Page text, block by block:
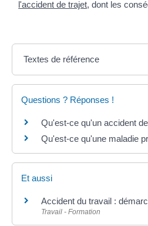
l'accident de trajet, dont les
Textes de référence
Questions ? Réponses !
Qu'est-ce qu'un accident
Qu'est-ce qu'une maladie
Et aussi
Accident du travail :
Travail - Formation